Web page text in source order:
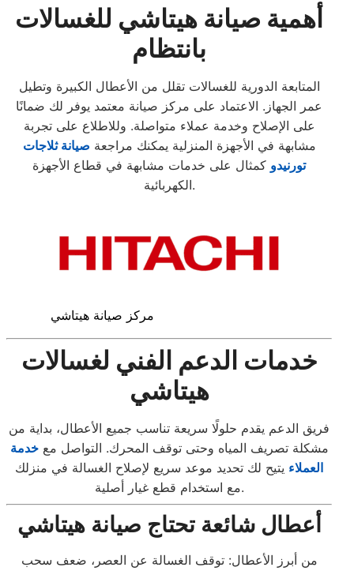
أهمية صيانة هيتاشي للغسالات
بانتظام
المتابعة الدورية للغسالات تقلل من الأعطال الكبيرة وتطيل
عمر الجهاز. الاعتماد على مركز صيانة معتمد يوفر لك ضمانًا
على الإصلاح وخدمة عملاء متواصلة. وللاطلاع على تجربة
مشابهة في الأجهزة المنزلية يمكنك مراجعة صيانة ثلاجات
تورنيدو كمثال على خدمات مشابهة في قطاع الأجهزة
الكهربائية.
مركز صيانة هيتاشي
خدمات الدعم الفني لغسالات
هيتاشي
فريق الدعم يقدم حلولًا سريعة تناسب جميع الأعطال، بداية من
مشكلة تصريف المياه وحتى توقف المحرك. التواصل معخدمة
العملاء يتيح لك تحديد موعد سريع لإصلاح الغسالة في منزلك
مع استخدام قطع غيار أصلية.
أعطال شائعة تحتاج صيانة هيتاشي
من أبرز الأعطال: توقف الغسالة عن العصر، ضعف سحب